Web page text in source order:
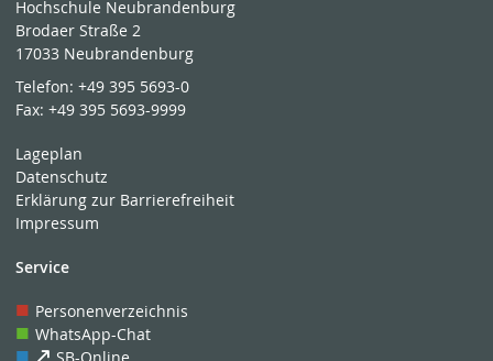
Hochschule Neubrandenburg
Brodaer Straße 2
17033 Neubrandenburg
Telefon:+49 395 5693-0
Fax:+49 395 5693-9999
Lageplan
Datenschutz
Erklärung zur Barrierefreiheit
Impressum
Service
Personenverzeichnis
WhatsApp-Chat